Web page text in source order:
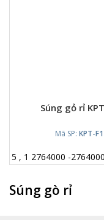
Súng gỏ rỉ
Mã SP: KPT-F1
5 , 1 2764000 -2764000
Súng gò rỉ